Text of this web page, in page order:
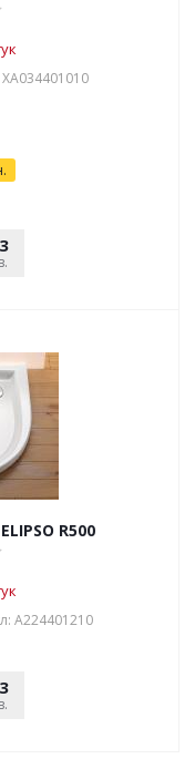
R500
A224401210